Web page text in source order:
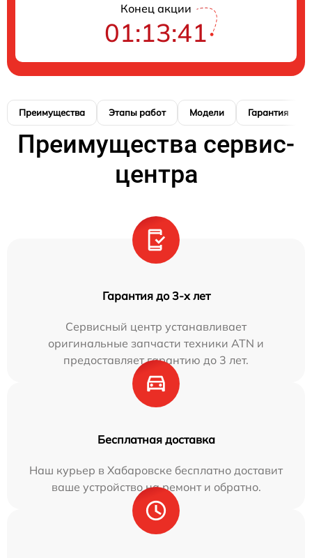
Конец акции
01:13:40
Преимущества Этапы работ Модели Гарантия
Преимущества сервис-
центра
Гарантия до 3-х лет
Сервисный центр устанавливает
оригинальные запчасти техники ATN и
предоставляет гарантию до 3 лет.
Бесплатная доставка
Наш курьер в Хабаровске бесплатно доставит
ваше устройство на ремонт и обратно.